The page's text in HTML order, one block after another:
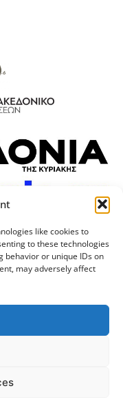
like cookies to
to these technologies
behavior or unique IDs on
may adversely affect
ΑΠΘ